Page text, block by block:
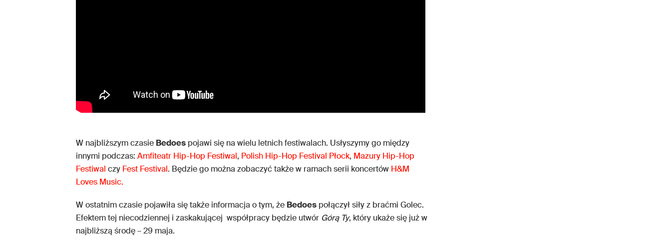
W najbliższym czasie Bedoes pojawi się na wielu letnich festiwalach. Usłyszymy go między
innymi podczas: Amfiteatr Hip-Hop Festiwal, Polish Hip-Hop Festival Płock, Mazury Hip-Hop
Festiwal czy Fest Festival. Będzie go można zobaczyć także w ramach serii koncertów H&M
Loves Music.
W ostatnim czasie pojawiła się także informacja o tym, że Bedoes połączył siły z braćmi Golec.
Efektem tej niecodziennej i zaskakującej współpracy będzie utwór Górą Ty, który ukaże się już w
najbliższą środę – 29 maja.